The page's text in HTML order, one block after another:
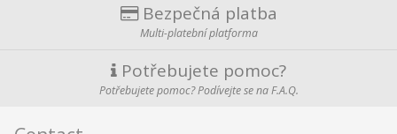
Bezpečná platba
Multi-platební platforma
Potřebujete pomoc?
Potřebujete pomoc? Podívejte se na F.A.Q.